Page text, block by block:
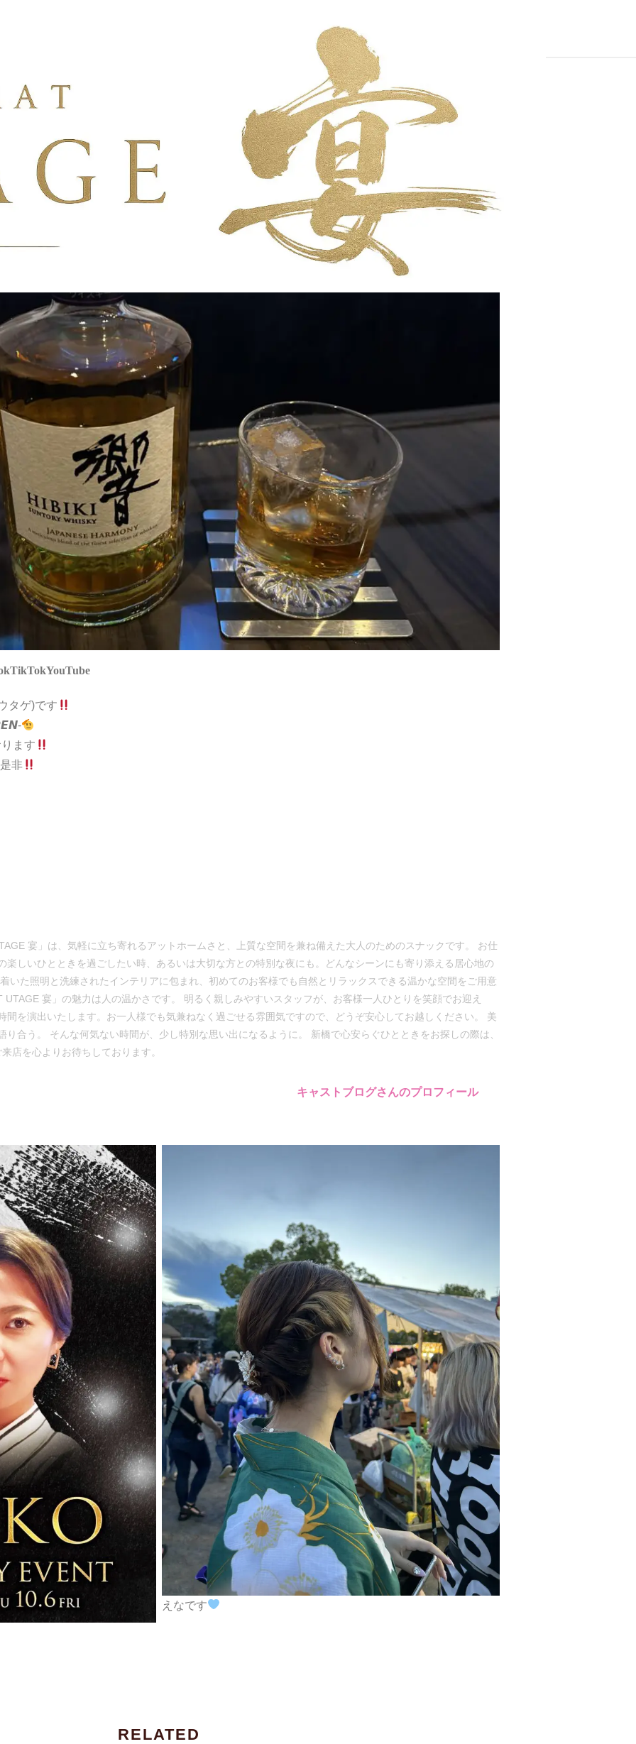
TikTokYouTube
タゲ)です
ます
非
宴」は、気軽に立ち寄れるアットホームさと、上質な空間を兼ね備えた大人のためのスナックです。 お仕
楽しいひとときを過ごしたい時、あるいは大切な方との特別な夜にも。どんなシーンにも寄り添える居心地の
いた照明と洗練されたインテリアに包まれ、初めてのお客様でも自然とリラックスできる温かな空間をご用意
宴」の魅力は人の温かさです。 明るく親しみやすいスタッフが、お客様一人ひとりを笑顔でお迎え
間を演出いたします。お一人様でも気兼ねなく過ごせる雰囲気ですので、どうぞ安心してお越しください。 美
合う。 そんな何気ない時間が、少し特別な思い出になるように。 新橋で心安らぐひとときをお探しの際は、
店を心よりお待ちしております。
キャストブログさんのプロフィール
えなです
RELATED